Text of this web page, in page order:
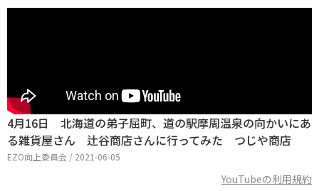
4月16日 北海道の弟子屈町、道の駅摩周温泉の向かいにあ
る雑貨屋さん 辻谷商店さんに行ってみた つじや商店
EZO向上委員会 / 2021-06-05
YouTubeの利用規約